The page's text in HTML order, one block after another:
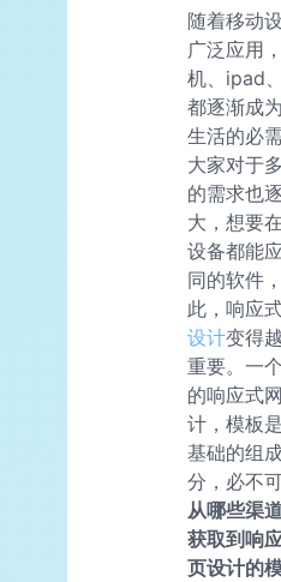
随着移动
广泛应用
机、ipad
都逐渐成
生活的必
大家对于
的需求也
大，想要
设备都能
同的软件
此，响应
设计变得
重要。一
的响应式
计，模板
基础的组
分，必不可
从哪些渠
获取到响
页设计的